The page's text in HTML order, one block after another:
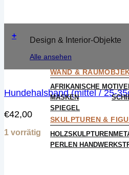
Design & Interior-Objekte
Alle ansehen
WAND &
AFRIKANISCHE MOTIVE
MASKEN
SPIEGEL
SKULPTUREN &
HOLZSKULPTUREN
PERLEN HANDWERK
+
Hundehalsband (mittel / 25-
€42,00
1 vorrätig